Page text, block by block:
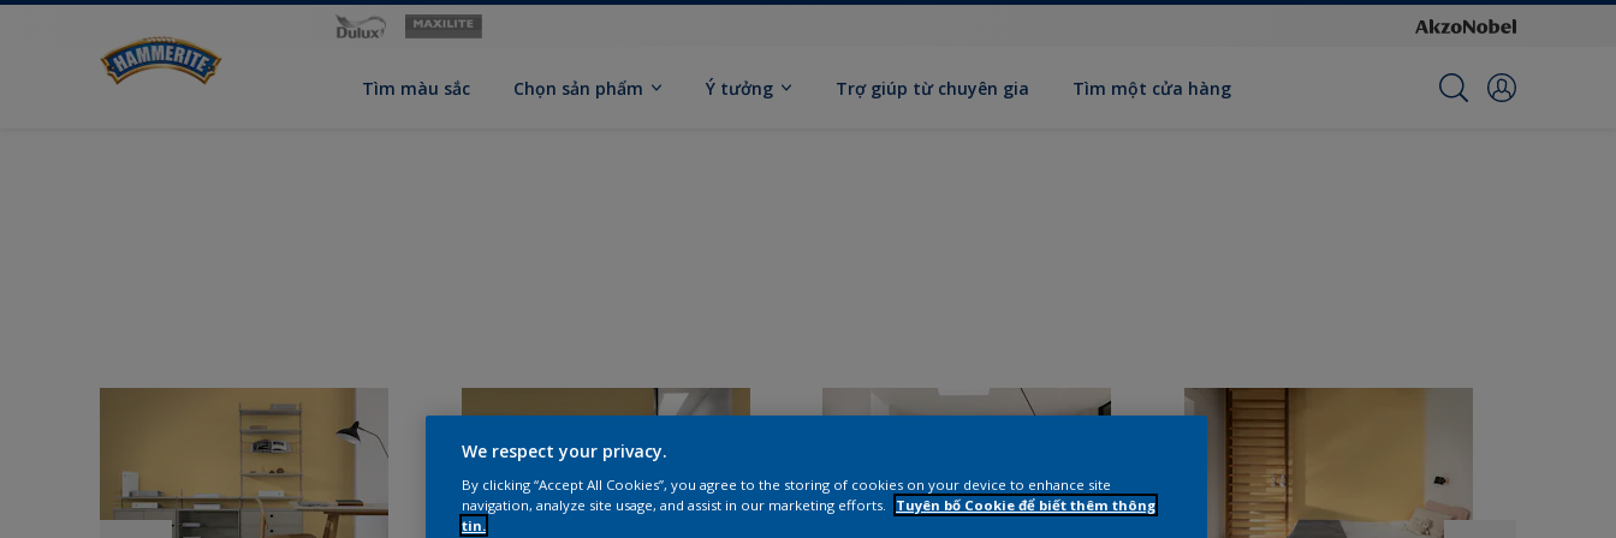
Tìm màu sắc Chọn sản phẩm Ý tưởng Trợ giúp từ chuyên gia Tìm một cửa hàng
We respect your privacy.
By clicking “Accept All Cookies”, you agree to the storing of cookies on your device to enhance site
navigation, analyze site usage, and assist in our marketing efforts.
Tuyên bố Cookie để biết thêm thông
tin.